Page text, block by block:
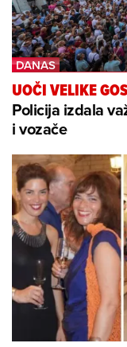
UOČI VELIKE
Policija izdala
i vozače